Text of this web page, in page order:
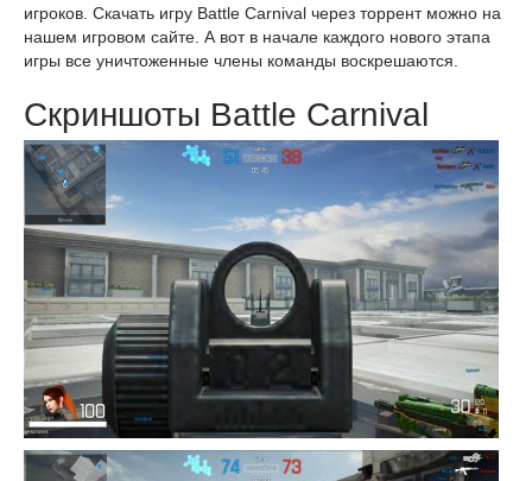
игроков. Скачать игру Battle Carnival через торрент можно на
нашем игровом сайте. А вот в начале каждого нового этапа
игры все уничтоженные члены команды воскрешаются.
Скриншоты Battle Carnival